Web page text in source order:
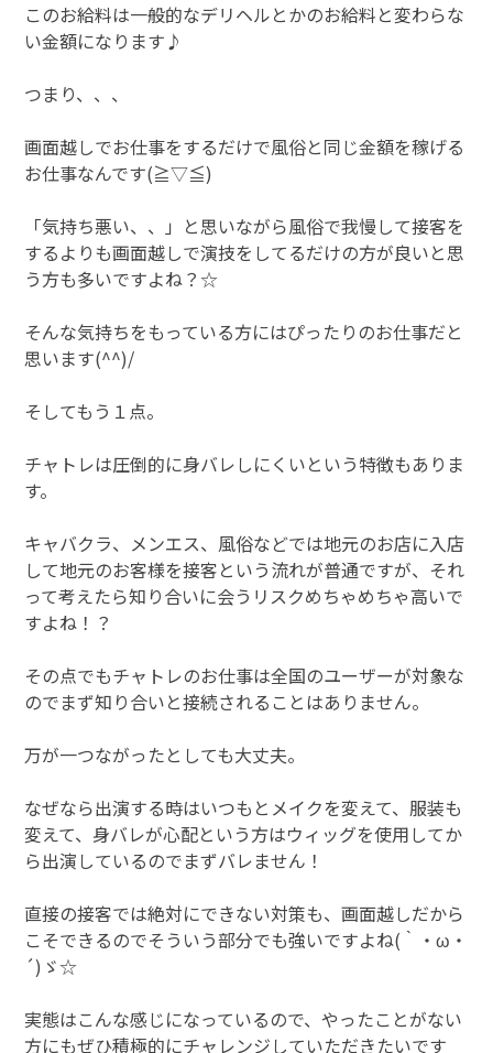
このお給料は一般的なデリヘルとかのお給料と変わらな
い金額になります♪
つまり、、、
画面越しでお仕事をするだけで風俗と同じ金額を稼げる
お仕事なんです(≧▽≦)
「気持ち悪い、、」と思いながら風俗で我慢して接客を
するよりも画面越しで演技をしてるだけの方が良いと思
う方も多いですよね？☆
そんな気持ちをもっている方にはぴったりのお仕事だと
思います(^^)/
そしてもう１点。
チャトレは圧倒的に身バレしにくいという特徴もありま
す。
キャバクラ、メンエス、風俗などでは地元のお店に入店
して地元のお客様を接客という流れが普通ですが、それ
って考えたら知り合いに会うリスクめちゃめちゃ高いで
すよね！？
その点でもチャトレのお仕事は全国のユーザーが対象な
のでまず知り合いと接続されることはありません。
万が一つながったとしても大丈夫。
なぜなら出演する時はいつもとメイクを変えて、服装も
変えて、身バレが心配という方はウィッグを使用してか
ら出演しているのでまずバレません！
直接の接客では絶対にできない対策も、画面越しだから
こそできるのでそういう部分でも強いですよね(｀・ω・
´)ゞ☆
実態はこんな感じになっているので、やったことがない
方にもぜひ積極的にチャレンジしていただきたいです